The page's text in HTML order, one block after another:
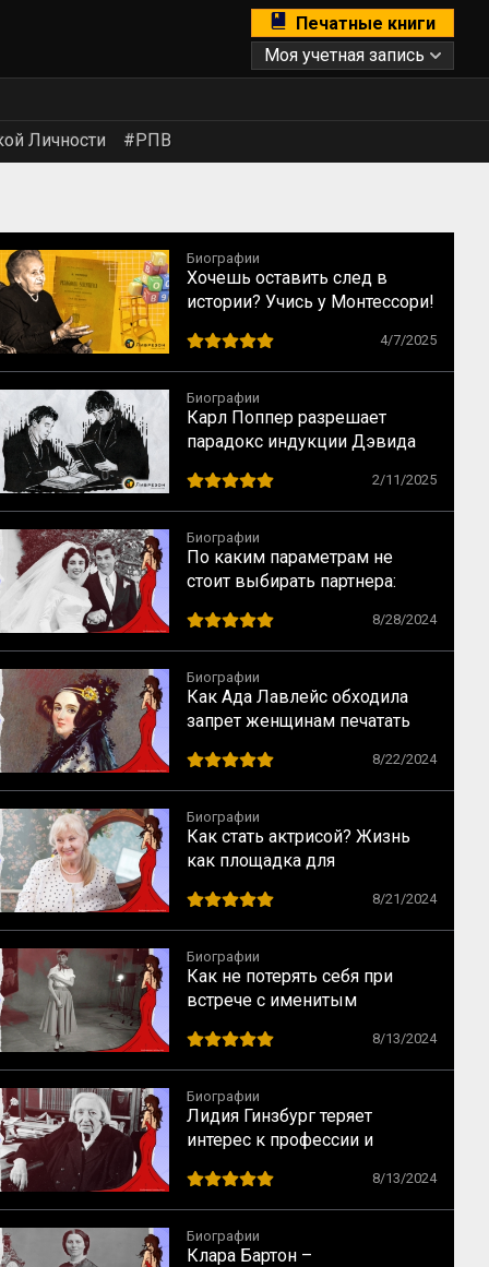
Печатные книги
Моя учетная запись
Личности #РПВ
Биографии
Хочешь оставить след в
истории? Учись у Монтессори!
наследие
4/7/2025
Биографии
Карл Поппер разрешает
парадокс индукции Дэвида
2/11/2025
Биографии
По каким параметрам не
стоит выбирать партнера:
8/28/2024
Биографии
Как Ада Лавлейс обходила
запрет женщинам печатать
8/22/2024
Биографии
Как стать актрисой? Жизнь
как площадка для
8/21/2024
Биографии
Как не потерять себя при
встрече с именитым
Хепбёрн
8/13/2024
Биографии
Лидия Гинзбург теряет
интерес к профессии и
8/13/2024
Биографии
Клара Бартон –